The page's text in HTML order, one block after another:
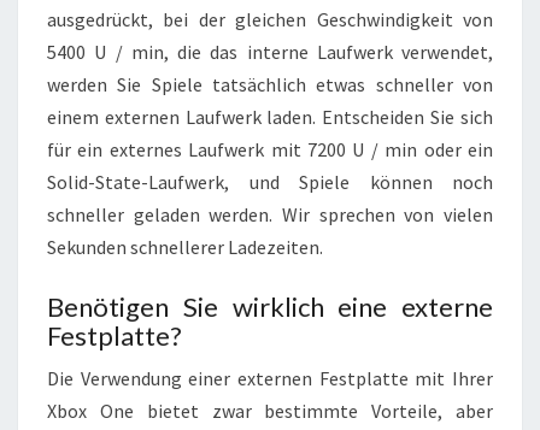
ausgedrückt, bei der gleichen Geschwindigkeit von
5400 U / min, die das interne Laufwerk verwendet,
werden Sie Spiele tatsächlich etwas schneller von
einem externen Laufwerk laden. Entscheiden Sie sich
für ein externes Laufwerk mit 7200 U / min oder ein
Solid-State-Laufwerk, und Spiele können noch
schneller geladen werden. Wir sprechen von vielen
Sekunden schnellerer Ladezeiten.
Benötigen Sie wirklich eine externe
Festplatte?
Die Verwendung einer externen Festplatte mit Ihrer
Xbox One bietet zwar bestimmte Vorteile, aber